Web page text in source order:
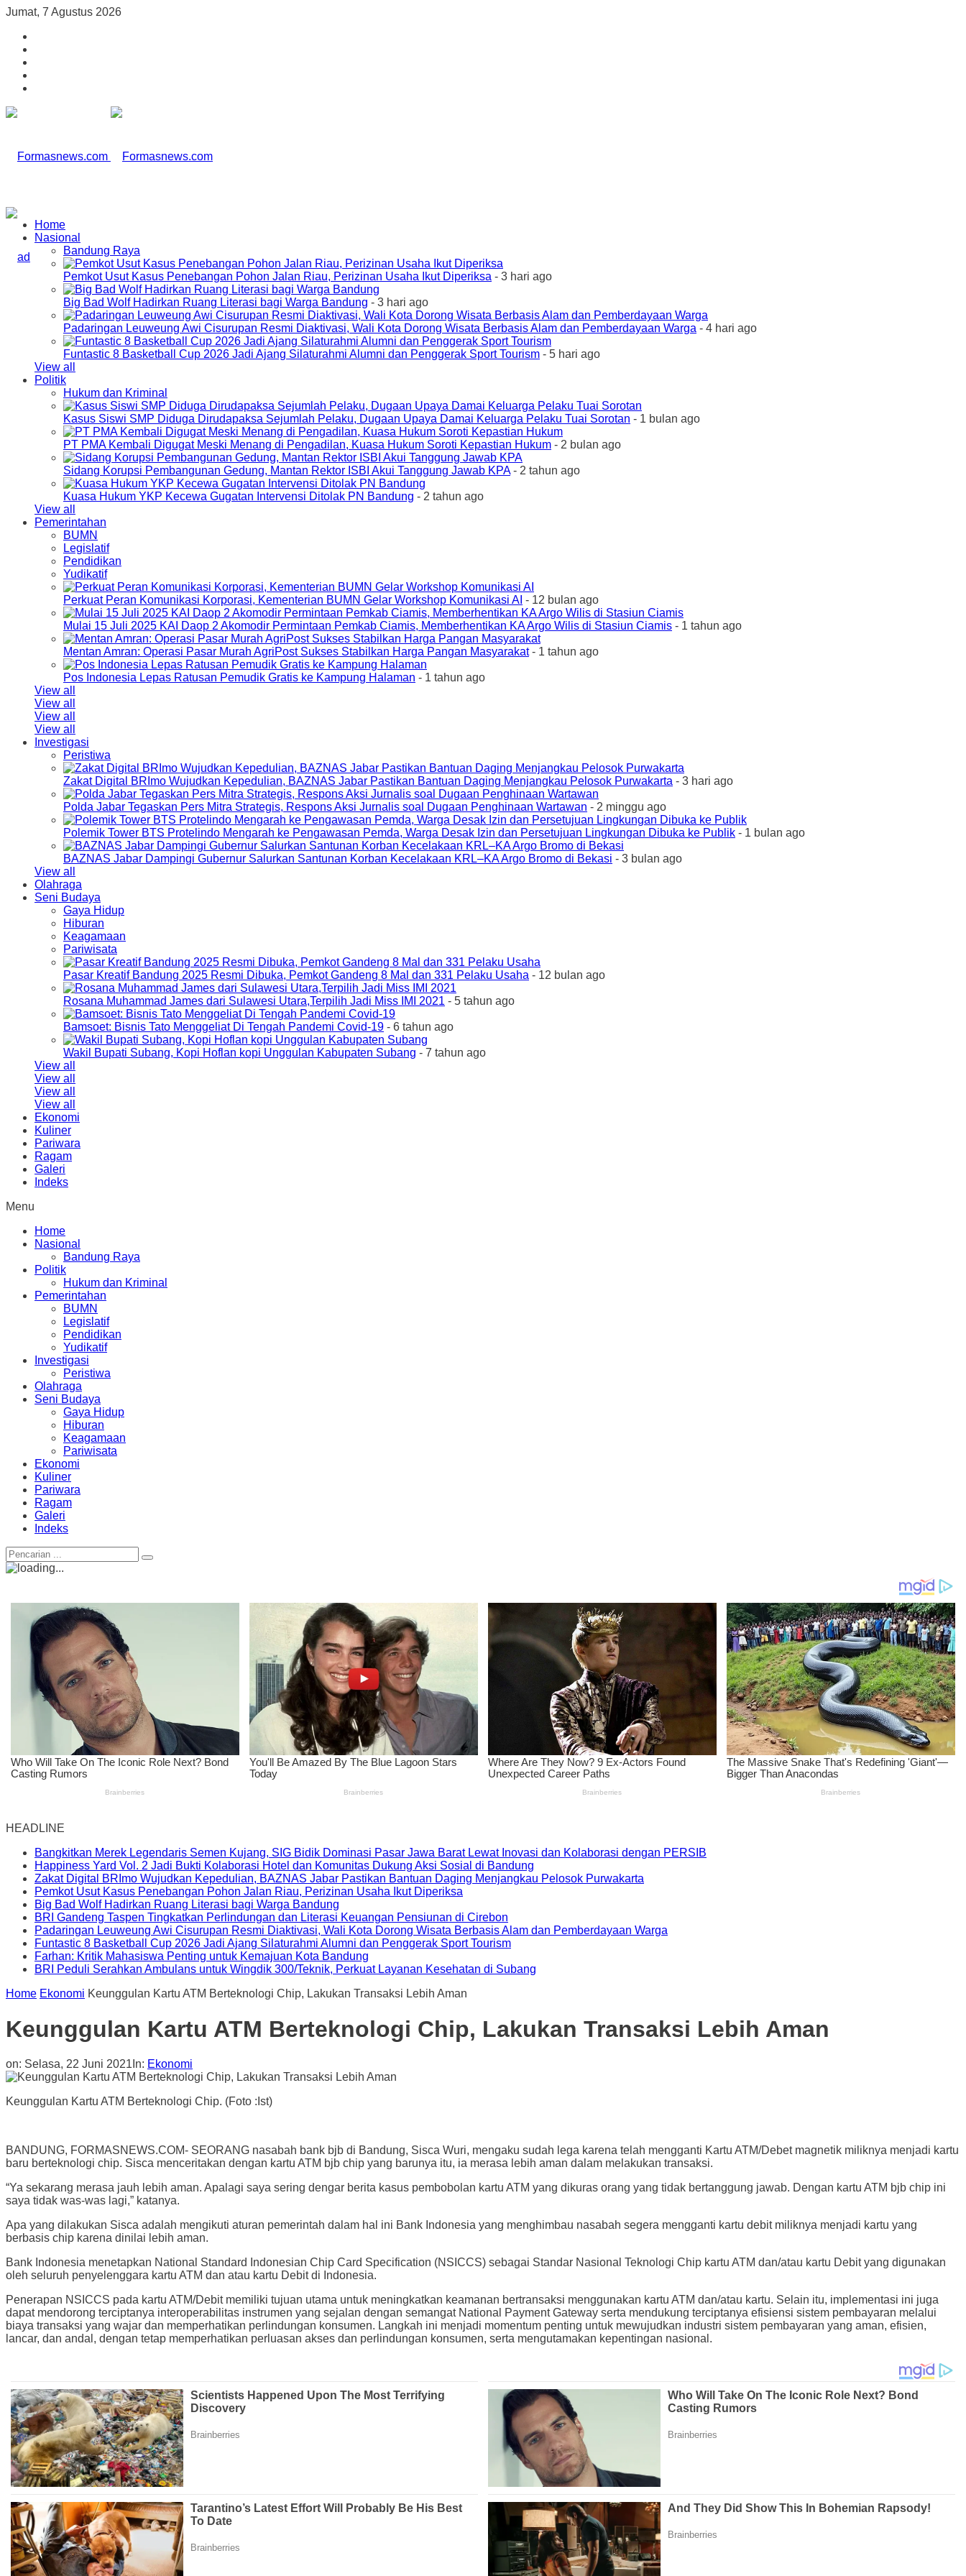
Jumat, 7 Agustus 2026
Home
Nasional
Bandung Raya
Pemkot Usut Kasus Penebangan Pohon Jalan Riau, Perizinan Usaha Ikut Diperiksa - 3 hari ago
Big Bad Wolf Hadirkan Ruang Literasi bagi Warga Bandung - 3 hari ago
Padaringan Leuweung Awi Cisurupan Resmi Diaktivasi, Wali Kota Dorong Wisata Berbasis Alam dan Pemberdayaan Warga - 4 hari ago
Funtastic 8 Basketball Cup 2026 Jadi Ajang Silaturahmi Alumni dan Penggerak Sport Tourism - 5 hari ago
View all
Politik
Hukum dan Kriminal
Kasus Siswi SMP Diduga Dirudapaksa Sejumlah Pelaku, Dugaan Upaya Damai Keluarga Pelaku Tuai Sorotan - 1 bulan ago
PT PMA Kembali Digugat Meski Menang di Pengadilan, Kuasa Hukum Soroti Kepastian Hukum - 2 bulan ago
Sidang Korupsi Pembangunan Gedung, Mantan Rektor ISBI Akui Tanggung Jawab KPA- 2 tahun ago
Kuasa Hukum YKP Kecewa Gugatan Intervensi Ditolak PN Bandung - 2 tahun ago
View all
Pemerintahan
BUMN
Legislatif
Pendidikan
Yudikatif
Perkuat Peran Komunikasi Korporasi, Kementerian BUMN Gelar Workshop Komunikasi AI - 12 bulan ago
Mulai 15 Juli 2025 KAI Daop 2 Akomodir Permintaan Pemkab Ciamis, Memberhentikan KA Argo Wilis di Stasiun Ciamis - 1 tahun ago
Mentan Amran: Operasi Pasar Murah AgriPost Sukses Stabilkan Harga Pangan Masyarakat- 1 tahun ago
Pos Indonesia Lepas Ratusan Pemudik Gratis ke Kampung Halaman - 1 tahun ago
View all
View all
View all
View all
Investigasi
Peristiwa
Zakat Digital BRImo Wujudkan Kepedulian, BAZNAS Jabar Pastikan Bantuan Daging Menjangkau Pelosok Purwakarta - 3 hari ago
Polda Jabar Tegaskan Pers Mitra Strategis, Respons Aksi Jurnalis soal Dugaan Penghinaan Wartawan - 2 minggu ago
Polemik Tower BTS Protelindo Mengarah ke Pengawasan Pemda, Warga Desak Izin dan Persetujuan Lingkungan Dibuka ke Publik - 1 bulan ago
BAZNAS Jabar Dampingi Gubernur Salurkan Santunan Korban Kecelakaan KRL–KA Argo Bromo di Bekasi - 3 bulan ago
View all
Olahraga
Seni Budaya
Gaya Hidup
Hiburan
Keagamaan
Pariwisata
Pasar Kreatif Bandung 2025 Resmi Dibuka, Pemkot Gandeng 8 Mal dan 331 Pelaku Usaha - 12 bulan ago
Rosana Muhammad James dari Sulawesi Utara,Terpilih Jadi Miss IMI 2021 - 5 tahun ago
Bamsoet: Bisnis Tato Menggeliat Di Tengah Pandemi Covid-19 - 6 tahun ago
Wakil Bupati Subang, Kopi Hoflan kopi Unggulan Kabupaten Subang - 7 tahun ago
View all
View all
View all
View all
Ekonomi
Kuliner
Pariwara
Ragam
Galeri
Indeks
Menu
Home
Nasional
Bandung Raya
Politik
Hukum dan Kriminal
Pemerintahan
BUMN
Legislatif
Pendidikan
Yudikatif
Investigasi
Peristiwa
Olahraga
Seni Budaya
Gaya Hidup
Hiburan
Keagamaan
Pariwisata
Ekonomi
Kuliner
Pariwara
Ragam
Galeri
Indeks
HEADLINE
Bangkitkan Merek Legendaris Semen Kujang, SIG Bidik Dominasi Pasar Jawa Barat Lewat Inovasi dan Kolaborasi dengan PERSIB
Happiness Yard Vol. 2 Jadi Bukti Kolaborasi Hotel dan Komunitas Dukung Aksi Sosial di Bandung
Zakat Digital BRImo Wujudkan Kepedulian, BAZNAS Jabar Pastikan Bantuan Daging Menjangkau Pelosok Purwakarta
Pemkot Usut Kasus Penebangan Pohon Jalan Riau, Perizinan Usaha Ikut Diperiksa
Big Bad Wolf Hadirkan Ruang Literasi bagi Warga Bandung
BRI Gandeng Taspen Tingkatkan Perlindungan dan Literasi Keuangan Pensiunan di Cirebon
Padaringan Leuweung Awi Cisurupan Resmi Diaktivasi, Wali Kota Dorong Wisata Berbasis Alam dan Pemberdayaan Warga
Funtastic 8 Basketball Cup 2026 Jadi Ajang Silaturahmi Alumni dan Penggerak Sport Tourism
Farhan: Kritik Mahasiswa Penting untuk Kemajuan Kota Bandung
BRI Peduli Serahkan Ambulans untuk Wingdik 300/Teknik, Perkuat Layanan Kesehatan di Subang
Home Ekonomi Keunggulan Kartu ATM Berteknologi Chip, Lakukan Transaksi Lebih Aman
Keunggulan Kartu ATM Berteknologi Chip, Lakukan Transaksi Lebih Aman
on: Selasa, 22 Juni 2021 In: Ekonomi
Keunggulan Kartu ATM Berteknologi Chip. (Foto :Ist)
BANDUNG, FORMASNEWS.COM- SEORANG nasabah bank bjb di Bandung, Sisca Wuri, mengaku sudah lega karena telah mengganti Kartu ATM/Debet magnetik miliknya menjadi kartu
baru berteknologi chip. Sisca menceritakan dengan kartu ATM bjb chip yang barunya itu, ia merasa lebih aman dalam melakukan transaksi.
“Ya sekarang merasa jauh lebih aman. Apalagi saya sering dengar berita kasus pembobolan kartu ATM yang dikuras orang yang tidak bertanggung jawab. Dengan kartu ATM bjb chip ini
saya tidak was-was lagi,” katanya.
Apa yang dilakukan Sisca adalah mengikuti aturan pemerintah dalam hal ini Bank Indonesia yang menghimbau nasabah segera mengganti kartu debit miliknya menjadi kartu yang
berbasis chip karena dinilai lebih aman.
Bank Indonesia menetapkan National Standard Indonesian Chip Card Specification (NSICCS) sebagai Standar Nasional Teknologi Chip kartu ATM dan/atau kartu Debit yang digunakan
oleh seluruh penyelenggara kartu ATM dan atau kartu Debit di Indonesia.
Penerapan NSICCS pada kartu ATM/Debit memiliki tujuan utama untuk meningkatkan keamanan bertransaksi menggunakan kartu ATM dan/atau kartu. Selain itu, implementasi ini juga
dapat mendorong terciptanya interoperabilitas instrumen yang sejalan dengan semangat National Payment Gateway serta mendukung terciptanya efisiensi sistem pembayaran melalui
biaya transaksi yang wajar dan memperhatikan perlindungan konsumen. Langkah ini menjadi momentum penting untuk mewujudkan industri sistem pembayaran yang aman, efisien,
lancar, dan andal, dengan tetap memperhatikan perluasan akses dan perlindungan konsumen, serta mengutamakan kepentingan nasional.